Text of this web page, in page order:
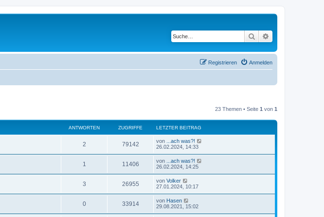
Suche
Anmelden
Registrieren
23 Themen • Seite 1 von 1
ANTWORTEN ZUGRIFFE LETZTER BEITRAG
2A
n
w
o
r
79142Z
u
r
i
f
L
e
t
e
r
B
e
i
t
r
a
g
von
...ach was?!
26.02.2024, 14:33
1
n
w
o
11406Z
u
r
i
L
e
t
e
r
B
e
i
von
...ach was?!
26.02.2024, 14:25
3A
n
26955Z
u
L
e
t
e
r
von Volker
27.01.2024, 10:17
0A
33914Z
L
e
von Hasen
29.08.2021, 15:02